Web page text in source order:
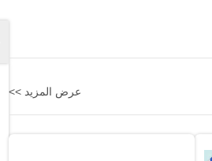
عرض المزيد >>